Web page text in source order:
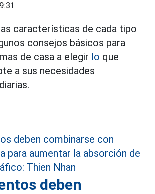
características de cada tipo
consejos básicos para
de casa a elegir lo que
a sus necesidades
deben